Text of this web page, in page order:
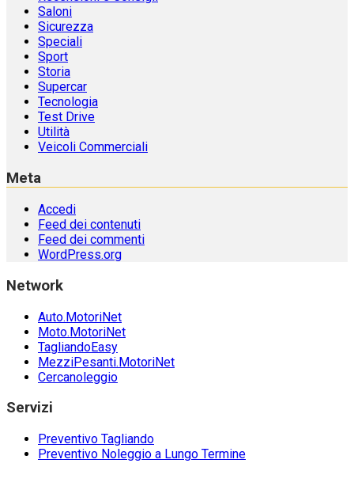
Saloni
Sicurezza
Speciali
Sport
Storia
Supercar
Tecnologia
Test Drive
Utilità
Veicoli Commerciali
Meta
Accedi
Feed dei contenuti
Feed dei commenti
WordPress.org
Network
Auto.MotoriNet
Moto.MotoriNet
TagliandoEasy
MezziPesanti.MotoriNet
Cercanoleggio
Servizi
Preventivo Tagliando
Preventivo Noleggio a Lungo Termine